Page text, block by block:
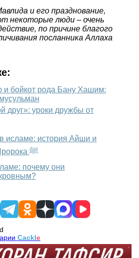
и его празднование,
некоторые люди – очень
по причине благого
посланника Аллаха
бойкот рода Бану Хашим:
друг»: уроки дружбы от
исламе: история Айши и
молочные братья Пророка ﷺ
почему они
Cackle